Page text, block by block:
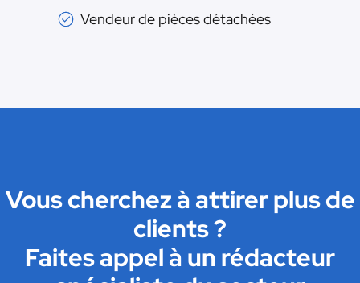
Vendeur de pièces détachées
Vous cherchez à attirer plus de
clients ?
Faites appel à un rédacteur